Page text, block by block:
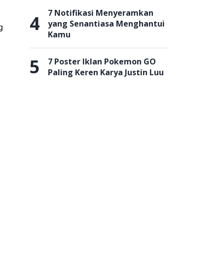
4
7 Notifikasi Menyeramkan
yang Senantiasa Menghantui
Kamu
5
7 Poster Iklan Pokemon GO
Paling Keren Karya Justin Luu